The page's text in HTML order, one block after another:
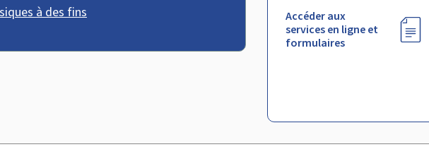
à des fins
Accéder aux
services en ligne et
formulaires